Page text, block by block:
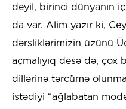
deyil, birinci dünyanın
da var. Alim yazır ki,
dərsliklərimizin üzünü
açmalıyıq desə də, çox
dillərinə tərcümə
istədiyi “ağlabatan